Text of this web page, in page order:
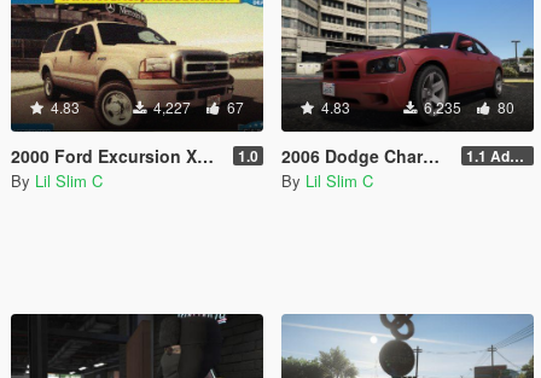
4.83 4,227 67
2000 Ford Excursion XLT (UW137) [Add-On | Template | Animated | Unlocked] 1.0
By Lil Slim C
4.83 6,235 80
2006 Dodge Charger R/T [Add-On/Replace] 1.1 Addon/Replace
By Lil Slim C